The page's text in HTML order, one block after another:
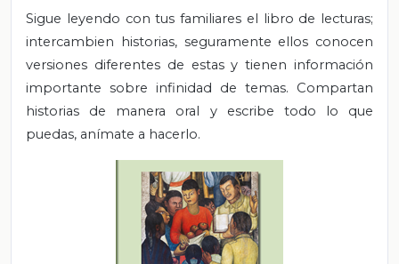
Sigue leyendo con tus familiares el libro de lecturas;
intercambien historias, seguramente ellos conocen
versiones diferentes de estas y tienen información
importante sobre infinidad de temas. Compartan
historias de manera oral y escribe todo lo que
puedas, anímate a hacerlo.